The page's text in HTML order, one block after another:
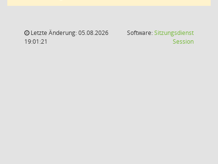
Letzte Änderung: 05.08.2026
19:01:21
Software:Sitzungsdienst
Session(Wird in